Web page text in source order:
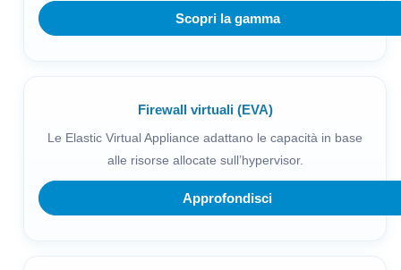
Scopri la gamma
Firewall virtuali (EVA)
Le Elastic Virtual Appliance adattano le capacità in base
alle risorse allocate sull’hypervisor.
Approfondisci